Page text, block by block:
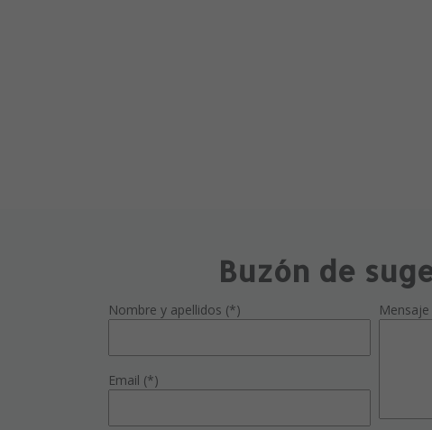
Buzón de
Nombre y apellidos (*)
Email (*)
Mensaje